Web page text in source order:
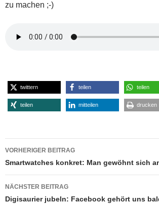
zu machen ;-)
twittern teilen teilen
teilen mitteilen drucken
Beitragsnavigation
VORHERIGER BEITRAG
Smartwatches konkret: Man gewöhnt sich
NÄCHSTER BEITRAG
Digisaurier jubeln: Facebook gehört uns